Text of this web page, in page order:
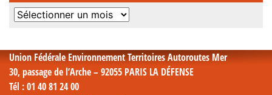
Archives
Union Fédérale Environnement Territoires Autoroutes Mer
30, passage de l’Arche – 92055 PARIS LA DÉFENSE
Tél : 01 40 81 24 00